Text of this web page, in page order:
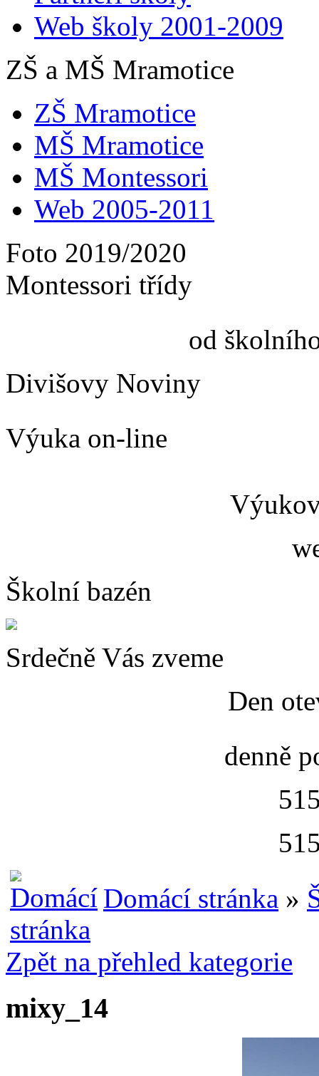
Web školy 2001-2009
ZŠ a MŠ Mramotice
ZŠ Mramotice
MŠ Mramotice
MŠ Montessori
Web 2005-2011
Foto 2019/2020
Montessori třídy
od
Divišovy Noviny
Výuka on-line
Školní bazén
Srdečně Vás zveme
Den
denně
Domácí stránka »
Zpět na přehled kategorie
mixy_14